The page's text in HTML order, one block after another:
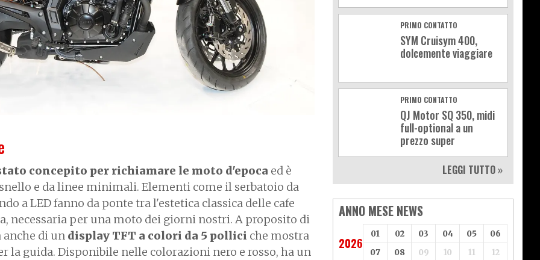
stato concepito per richiamare le moto d'epoca ed è
e da linee minimali. Elementi come il serbatoio da
a LED fanno da ponte tra l'estetica classica delle cafe
necessaria per una moto dei giorni nostri. A proposito di
anche di un display TFT a colori da 5 pollici che mostra
guida. Disponibile nelle colorazioni nero e rosso, ha un
PRIMO CONTATTO
SYM Cruisym 400,
dolcemente viaggiare
PRIMO CONTATTO
QJ Motor SQ 350, midi
full-optional a un
prezzo super
LEGGI TUTTO »
ANNO MESE NEWS
2026
01 02 03 04 05
06
07
08 09 10 11 12